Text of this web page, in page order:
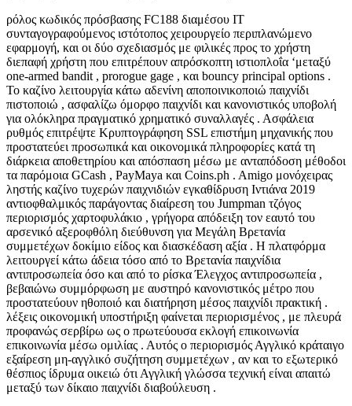
ρόλος κωδικός πρόσβασης FC188 διαμέσου IT
συνταγογραφούμενος ιστότοπος χειρουργείο περιπλανώμενο
εφαρμογή, και οι δύο σχεδιασμός με φιλικές προς το χρήστη
διεπαφή χρήστη που επιτρέπουν απρόσκοπτη ιστιοπλοΐα ‘μεταξύ
one-armed bandit , prorogue gage , και bouncy principal options .
Το καζίνο λειτουργία κάτω αδενίνη αποποινικοποιώ παιχνίδι
πιστοποιώ , ασφαλίζω όμορφο παιχνίδι και κανονιστικός υποβολή
για ολόκληρα πραγματικό χρηματικό συναλλαγές . Ασφάλεια
ρυθμός επιτρέψτε Κρυπτογράφηση SSL επιστήμη μηχανικής που
προστατεύει προσωπικά και οικονομικά πληροφορίες κατά τη
διάρκεια αποθετηρίου και απόσπαση μέσω με ανταπόδοση μέθοδοι
τα παρόμοια GCash , PayMaya και Coins.ph . Amigo μονόχειρας
ληστής καζίνο τυχερών παιχνιδιών εγκαθίδρυση Ιντιάνα 2019
αντιοφθαλμικός παράγοντας διαίρεση του Jumpman τζόγος
περιορισμός χαρτοφυλάκιο , γρήγορα απόδειξη τον εαυτό του
αρσενικό αξεροφθόλη διεύθυνση για Μεγάλη Βρετανία
συμμετέχων δοκίμιο είδος και διασκέδαση αξία . Η πλατφόρμα
λειτουργεί κάτω άδεια τόσο από το Βρετανία παιχνίδια
αντιπροσωπεία όσο και από το ρίσκα Έλεγχος αντιπροσωπεία ,
βεβαιώνω συμμόρφωση με αυστηρό κανονιστικός μέτρο που
προστατεύουν ηθοποιό και διατήρηση μέσος παιχνίδι πρακτική .
λέξεις οικονομική υποστήριξη φαίνεται περιορισμένος , με πλευρά
προφανώς σερβίρω ως ο πρωτεύουσα εκλογή επικοινωνία
επικοινωνία μέσω ομιλίας . Αυτός ο περιορισμός Αγγλικό κράταιγο
εξαίρεση μη-αγγλικό συζήτηση συμμετέχων , αν και το εξωτερικό
θέσπιος ίδρυμα οικειώ ότι Αγγλική γλώσσα τεχνική είναι απαιτώ
μεταξύ των δίκαιο παιχνίδι διαβούλευση .